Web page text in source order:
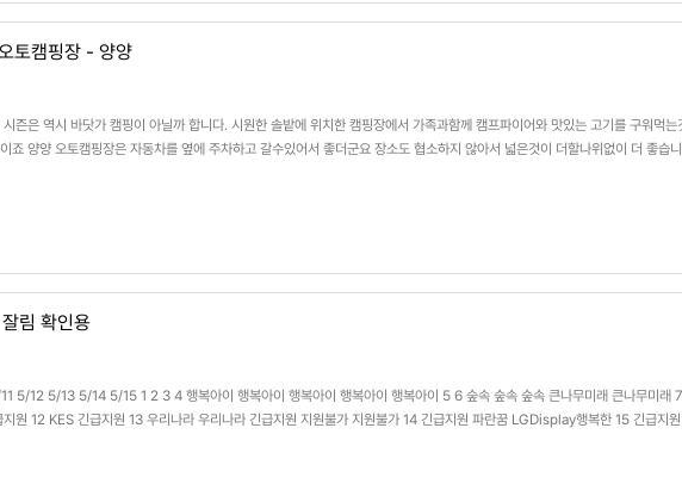
토캠핑장 - 양양
시즌은 역시 바닷가 캠핑이 아닐까 합니다. 시원한 솔밭에 위치한 캠핑장에서 가족과함께 캠프파이어와 맛있는 고기를 구워먹는
죠 양양 오토캠핑장은 자동차를 옆에 주차하고 갈수있어서 좋더군요 장소도 협소하지 않아서 넓은것이 더할나위없이 더 좋습
림 확인용
5/12 5/13 5/14 5/15 1 2 3 4 행복아이 행복아이 행복아이 행복아이 행복아이 5 6 숲속 숲속 숲속 큰나무미래 큰나무미래
지원 12 KES 긴급지원 13 우리나라 우리나라 긴급지원 지원불가 지원불가 14 긴급지원 파란꿈 LGDisplay행복한 15 긴급지